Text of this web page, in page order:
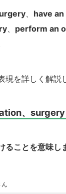
have
perform an
現を詳しく解説
、surgery
ることを意味し
ん